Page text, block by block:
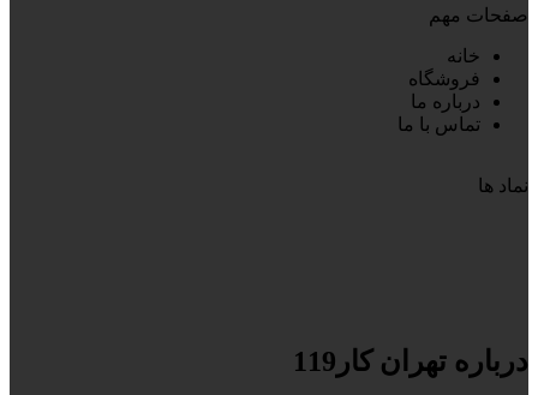
صفحات مهم
خانه
فروشگاه
درباره ما
تماس با ما
نماد ها
درباره تهران کار119